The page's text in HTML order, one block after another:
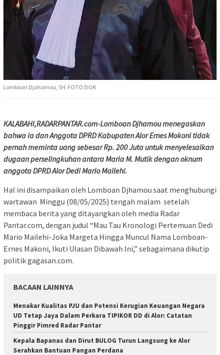
Lomboan Djahamou, SH. FOTO:DOK
KALABAHI,RADARPANTAR.com-Lomboan Djhamou menegaskan
bahwa ia dan Anggota DPRD Kabupaten Alor Ernes Mokoni tidak
pernah meminta uang sebesar Rp. 200 Juta untuk menyelesaikan
dugaan perselingkuhan antara Maria M. Mutik dengan oknum
anggota DPRD Alor Dedi Mario Mailehi.
Hal ini disampaikan oleh Lomboan Djhamou saat menghubungi
wartawan Minggu (08/05/2025) tengah malam setelah
membaca berita yang ditayangkan oleh media Radar
Pantar.com, dengan judul “Mau Tau Kronologi Pertemuan Dedi
Mario Mailehi-Joka Margeta Hingga Muncul Nama Lomboan-
Ernes Makoni, Ikuti Ulasan Dibawah Ini,” sebagaimana dikutip
politik gagasan.com.
BACAAN LAINNYA
Menakar Kualitas PJU dan Potensi Kerugian Keuangan Negara
UD Tetap Jaya Dalam Perkara TIPIKOR DD di Alor: Catatan
Pinggir Pimred Radar Pantar
Kepala Bapanas dan Dirut BULOG Turun Langsung ke Alor
Serahkan Bantuan Pangan Perdana